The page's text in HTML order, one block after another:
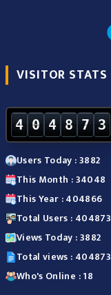
VISITOR STATS
4 0 4 8 7 3
Users Today : 3882
This Month : 34048
This Year : 404866
Total Users : 404873
Views Today : 3882
Total views : 404873
Who's Online : 18